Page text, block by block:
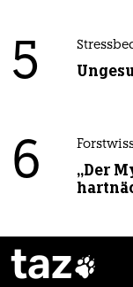
5
6
„Der
taz